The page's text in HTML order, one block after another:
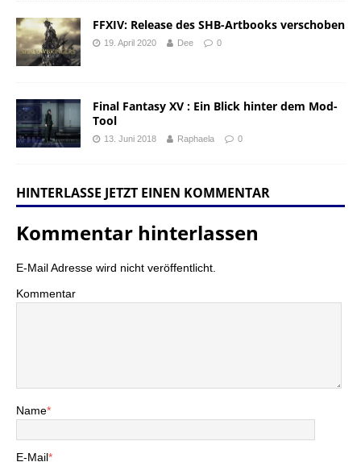
FFXIV: Release des SHB-Artbooks verschoben
19. April 2020 Dee 0
Final Fantasy XV : Ein Blick hinter dem Mod-
Tool
13. Juni 2018 Raphaela 0
HINTERLASSE JETZT EINEN KOMMENTAR
Kommentar hinterlassen
E-Mail Adresse wird nicht veröffentlicht.
Kommentar
Name*
E-Mail*